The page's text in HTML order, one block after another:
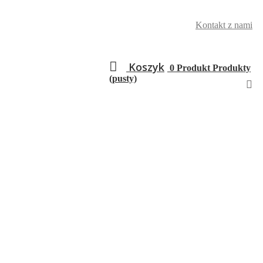
Kontakt z nami
Koszyk 0 Produkt Produkty
(pusty)